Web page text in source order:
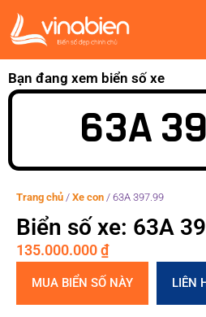
Bạn đang xem biển số xe
63A
Trang chủ / Xe con / 63A 397.99
Biển số xe: 63A
135.000.000₫
MUA BIỂN SỐ NÀY LIÊN